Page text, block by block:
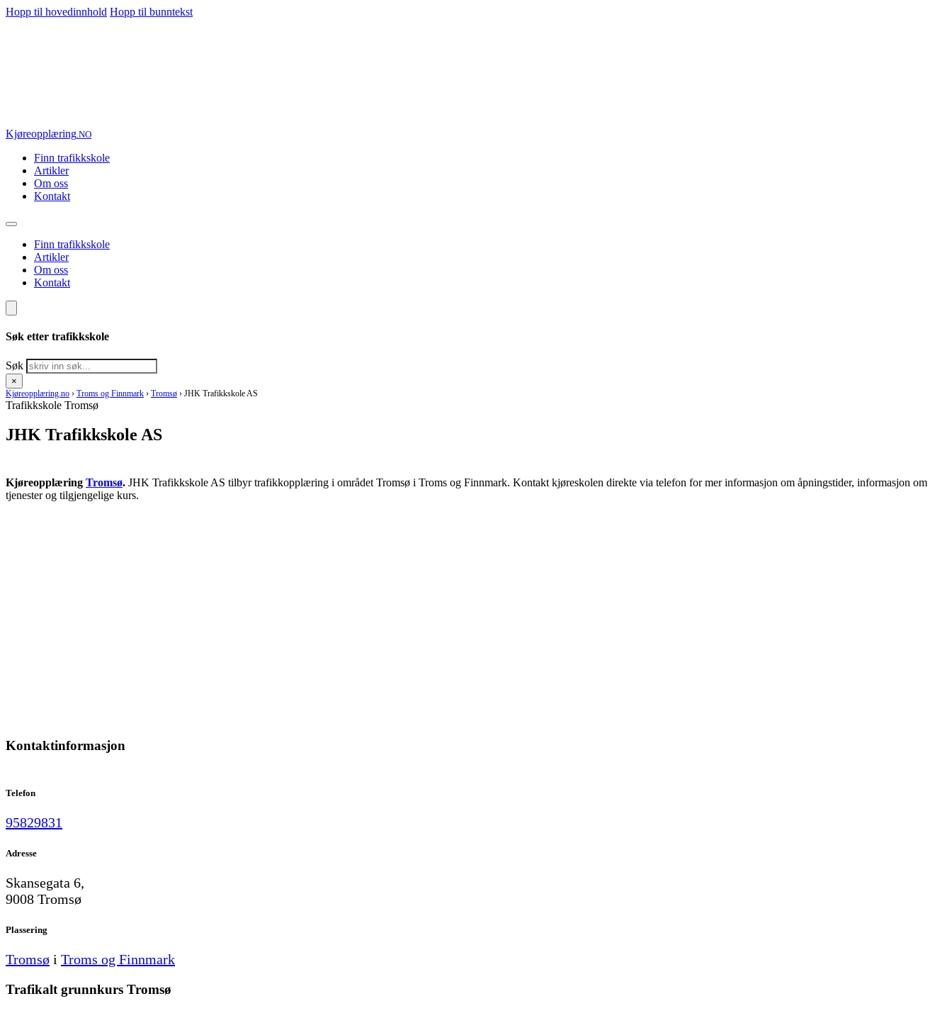
Hopp til hovedinnhold Hopp til bunntekst
Kjøreopplæring.NO
Finn trafikkskole
Artikler
Om oss
Kontakt
Finn trafikkskole
Artikler
Om oss
Kontakt
Søk etter trafikkskole
Søk
×
Kjøreopplæring.no › Troms og Finnmark › Tromsø › JHK Trafikkskole AS
Trafikkskole Tromsø
JHK Trafikkskole AS
Kjøreopplæring Tromsø. JHK Trafikkskole AS tilbyr trafikkopplæring i området Tromsø i Troms og Finnmark. Kontakt kjøreskolen direkte via telefon for mer informasjon om åpningstider, informasjon om
tjenester og tilgjengelige kurs.
Kontaktinformasjon
Telefon
95829831
Adresse
Skansegata 6,
9008 Tromsø
Plassering
Tromsø i Troms og Finnmark
Trafikalt grunnkurs Tromsø